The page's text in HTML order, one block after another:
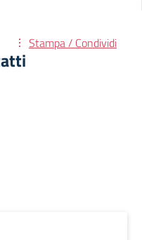
Stampa / Condividi